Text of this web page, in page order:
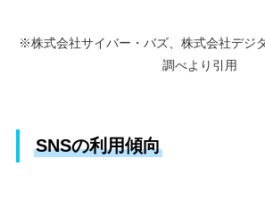
※株式会社サイバー・バズ、株式会社デジ
調べより引用
SNSの利用傾向